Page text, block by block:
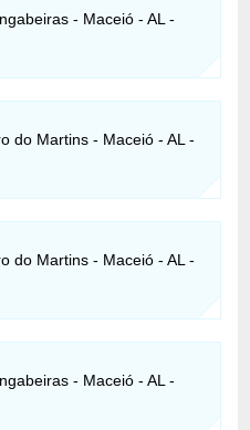
- Maceió - AL -
do Martins - Maceió - AL -
do Martins - Maceió - AL -
- Maceió - AL -